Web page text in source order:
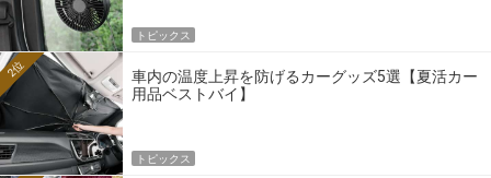
トピックス
車内の温度上昇を防げるカーグッズ5選【夏活カー
用品ベストバイ】
2位
トピックス